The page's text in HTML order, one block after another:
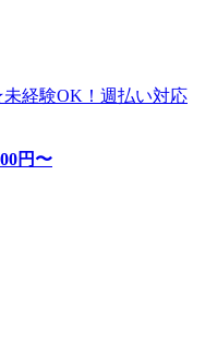
経験OK！週払い対応
円〜